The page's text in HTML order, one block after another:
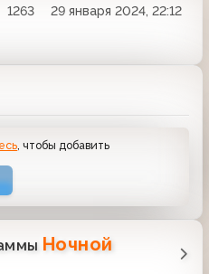
1263
29 января 2024, 22:12
, чтобы добавить
Ночной